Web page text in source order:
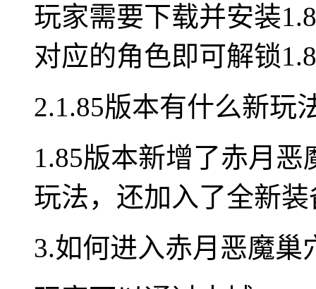
玩家需要下载并安装
对应的角色即可解锁
2.1.85版本有什么新玩
1.85版本新增了赤月
玩法，还加入了全新
3.如何进入赤月恶魔巢